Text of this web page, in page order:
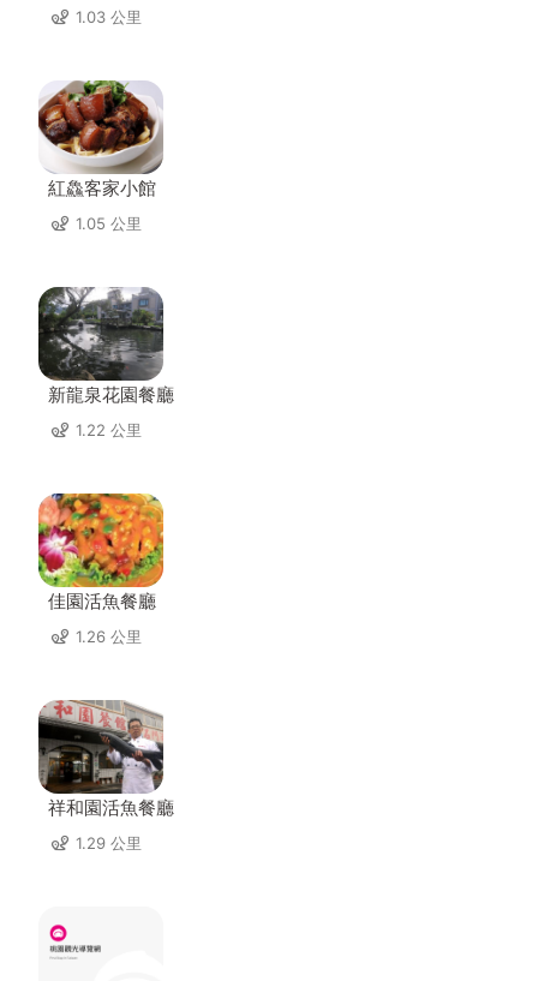
1.03 公里
紅鱻客家小館
1.05 公里
新龍泉花園餐廳
1.22 公里
佳園活魚餐廳
1.26 公里
祥和園活魚餐廳
1.29 公里